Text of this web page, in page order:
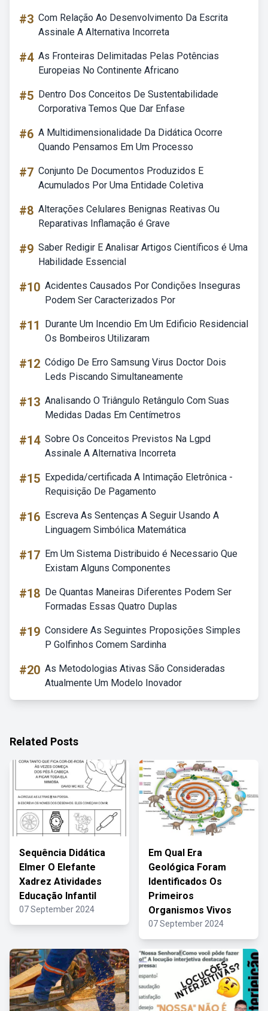
#3 Com Relação Ao Desenvolvimento Da Escrita
Assinale A Alternativa Incorreta
#4 As Fronteiras Delimitadas Pelas Potências
Europeias No Continente Africano
#5 Dentro Dos Conceitos De Sustentabilidade
Corporativa Temos Que Dar Enfase
#6 A Multidimensionalidade Da Didática Ocorre
Quando Pensamos Em Um Processo
#7 Conjunto De Documentos Produzidos E
Acumulados Por Uma Entidade Coletiva
#8 Alterações Celulares Benignas Reativas Ou
Reparativas Inflamação é Grave
#9 Saber Redigir E Analisar Artigos Científicos é Uma
Habilidade Essencial
#10 Acidentes Causados Por Condições Inseguras
Podem Ser Caracterizados Por
#11
Durante Um Incendio Em Um Edificio Residencial
Os Bombeiros Utilizaram
#12 Código De Erro Samsung Virus Doctor Dois
Leds Piscando Simultaneamente
#13 Analisando O Triângulo Retângulo Com Suas
Medidas Dadas Em Centímetros
#14 Sobre Os Conceitos Previstos Na Lgpd
Assinale A Alternativa Incorreta
#15 Expedida/certificada A Intimação Eletrônica -
Requisição De Pagamento
#16 Escreva As Sentenças A Seguir Usando A
Linguagem Simbólica Matemática
#17 Em Um Sistema Distribuido é Necessario Que
Existam Alguns Componentes
#18 De Quantas Maneiras Diferentes Podem Ser
Formadas Essas Quatro Duplas
#19 Considere As Seguintes Proposições Simples
P Golfinhos Comem Sardinha
#20 As Metodologias Ativas São Consideradas
Atualmente Um Modelo Inovador
Related Posts
Sequência Didática
Elmer O Elefante
Xadrez Atividades
Educação Infantil
07 September 2024
Em Qual Era
Geológica Foram
Identificados Os
Primeiros
Organismos Vivos
07 September 2024